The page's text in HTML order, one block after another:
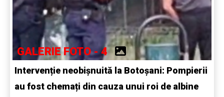
GALERIE FOTO - 4
Intervenție neobișnuită la Botoșani: Pompierii
au fost chemați din cauza unui roi de albine